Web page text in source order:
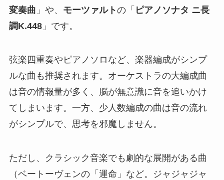
変奏曲 」や、 モーツァルトの「 ピアノソナタ ニ長
調K.448」です。
弦楽四重奏やピアノソロなど、楽器編成がシンプ
ルな曲も推奨されます。オーケストラの大編成曲
は音の情報量が多く、脳が無意識に音を追いかけ
てしまいます。一方、少人数編成の曲は音の流れ
がシンプルで、思考を邪魔しません。
ただし、クラシック音楽でも劇的な展開がある曲
（ベートーヴェンの「運命」など。ジャジャジャ